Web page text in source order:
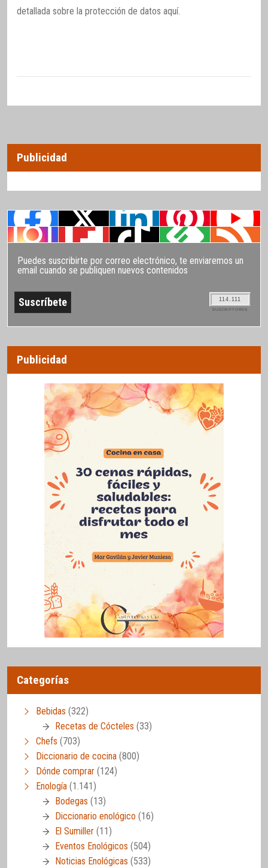
detallada sobre la protección de datos aquí.
Publicidad
Puedes suscribirte por correo electrónico, te enviaremos un
email cuando se publiquen nuevos contenidos
114.111
SUSCRIPTORES
Publicidad
Categorías
Bebidas (322)
Recetas de Cócteles (33)
Chefs (703)
Diccionario de cocina (800)
Dónde comprar (124)
Enología (1.141)
Bodegas (13)
Diccionario enológico (16)
El Sumiller (11)
Eventos Enológicos (504)
Noticias Enológicas (533)